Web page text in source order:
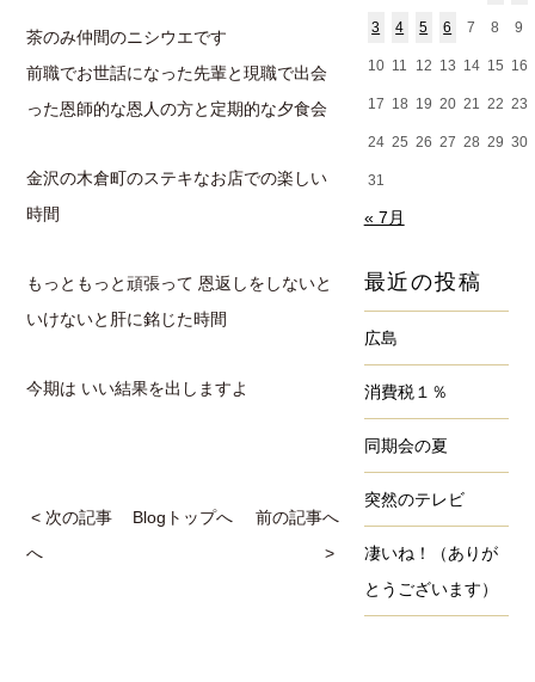
茶のみ仲間のニシウエです
前職でお世話になった先輩と現職で出会
った恩師的な恩人の方と定期的な夕食会
金沢の木倉町のステキなお店での楽しい
時間
もっともっと頑張って 恩返しをしないと
いけないと肝に銘じた時間
今期は いい結果を出しますよ
< 次の記事
へ
Blogトップへ
前の記事へ
>
3 4 5 6 7 8 9
10 11 12 13 14 15 16
17 18 19 20 21 22 23
24 25 26 27 28 29 30
31
« 7月
最近の投稿
広島
消費税１％
同期会の夏
突然のテレビ
凄いね！（ありが
とうございます）